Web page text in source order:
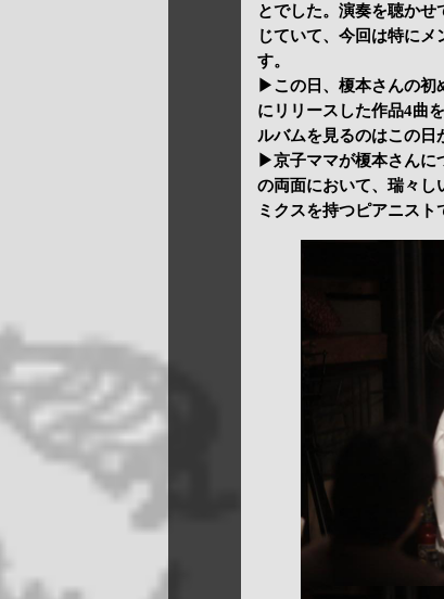
とでした。演奏を聴か
じていて、今回は特に
す。
▶この日、榎本さんの初
にリリースした作品4曲
ルバムを見るのはこの日
▶京子ママが榎本さんに
の両面において、瑞々し
ミクスを持つピアニス